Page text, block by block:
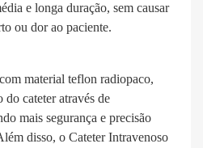
e longa duração, sem causar
ou dor ao paciente.
material teflon radiopaco,
do cateter através de
mais segurança e precisão
disso, o Cateter Intravenoso